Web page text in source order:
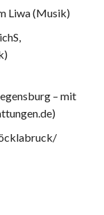
Liwa (Musik)
– mit
)